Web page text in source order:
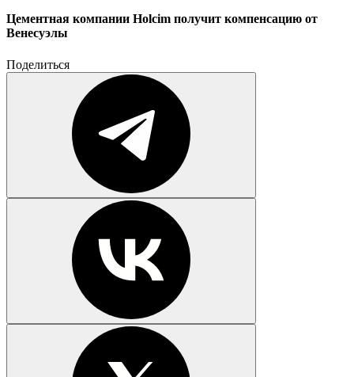
Цементная компании Holcim получит компенсацию от
Венесуэлы
Поделиться